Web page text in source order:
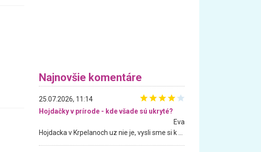
Najnovšie komentáre
25.07.2026, 11:14
Hojdačky v prírode - kde všade sú ukryté?
Eva